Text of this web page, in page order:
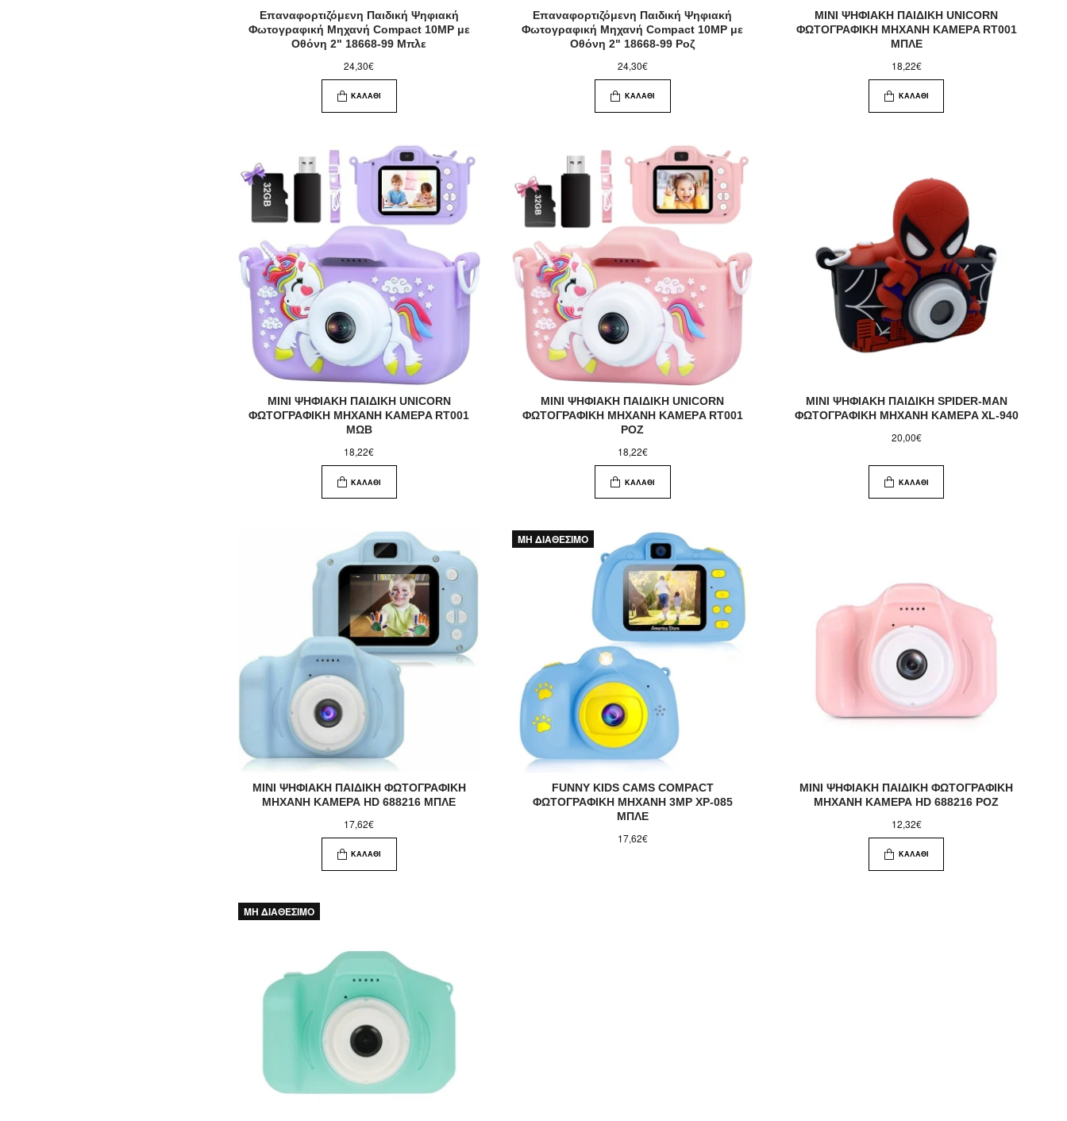
Επαναφορτιζόμενη Παιδική Ψηφιακή
Φωτογραφική Μηχανή Compact 10MP με
Οθόνη 2" 18668-99 Μπλε
24,30€
ΚΑΛΆΘΙ
Επαναφορτιζόμενη Παιδική Ψηφιακή
Φωτογραφική Μηχανή Compact 10MP με
Οθόνη 2" 18668-99 Ροζ
24,30€
ΚΑΛΆΘΙ
MINI ΨHΦΙΑΚΗ ΠΑΙΔΙΚΗ UNICORN
ΦΩΤΟΓΡΑΦΙΚΗ ΜΗΧΑΝΗ ΚΑΜΕΡA RT001
ΜΠΛΕ
18,22€
ΚΑΛΆΘΙ
MINI ΨHΦΙΑΚΗ ΠΑΙΔΙΚΗ UNICORN
ΦΩΤΟΓΡΑΦΙΚΗ ΜΗΧΑΝΗ ΚΑΜΕΡA RT001
ΜΩΒ
18,22€
ΚΑΛΆΘΙ
MINI ΨHΦΙΑΚΗ ΠΑΙΔΙΚΗ UNICORN
ΦΩΤΟΓΡΑΦΙΚΗ ΜΗΧΑΝΗ ΚΑΜΕΡA RT001
ΡΟΖ
18,22€
ΚΑΛΆΘΙ
MINI ΨHΦΙΑΚΗ ΠΑΙΔΙΚΗ SPIDER-MAN
ΦΩΤΟΓΡΑΦΙΚΗ ΜΗΧΑΝΗ ΚΑΜΕΡA XL-940
20,00€
ΚΑΛΆΘΙ
MINI ΨHΦΙΑΚΗ ΠΑΙΔΙΚΗ ΦΩΤΟΓΡΑΦΙΚΗ
ΜΗΧΑΝΗ ΚΑΜΕΡΑ HD 688216 ΜΠΛΕ
17,62€
ΚΑΛΆΘΙ
ΜΗ ΔΙΑΘΕΣΙΜΟ
FUNNY KIDS CAMS COMPACT
ΦΩΤΟΓΡΑΦΙΚΗ ΜΗΧΑΝΗ 3MP XP-085
ΜΠΛΕ
17,62€
MINI ΨHΦΙΑΚΗ ΠΑΙΔΙΚΗ ΦΩΤΟΓΡΑΦΙΚΗ
ΜΗΧΑΝΗ ΚΑΜΕΡΑ HD 688216 ΡΟΖ
12,32€
ΚΑΛΆΘΙ
ΜΗ ΔΙΑΘΕΣΙΜΟ